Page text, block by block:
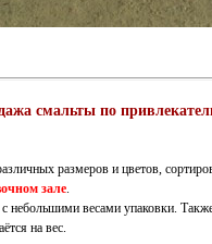
смальты по
размеров и цветов,
зале.
с небольшими весами упаковки.
на вес.